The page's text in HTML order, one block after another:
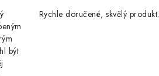
být
Rychle doručené, skvělý produkt.